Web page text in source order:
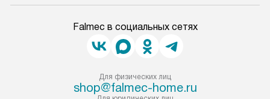
Falmec в социальных сетях
Для физических лиц
shop@falmec-home.ru